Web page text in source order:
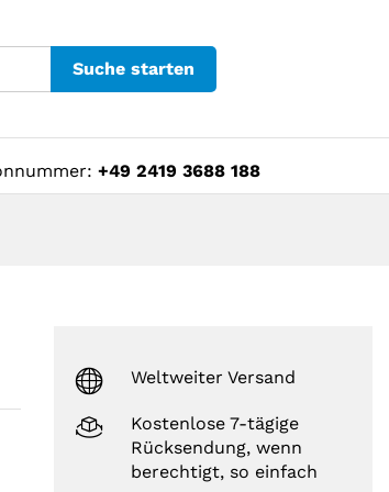
Suche starten
+49 2419 3688 188
Weltweiter Versand
Kostenlose 7-tägige
Rücksendung, wenn
berechtigt, so einfach